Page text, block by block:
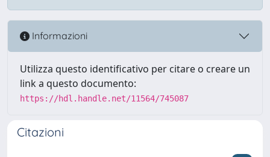
Informazioni
Utilizza questo identificativo per citare o creare un
link a questo documento:
https://hdl.handle.net/11564/745087
Citazioni